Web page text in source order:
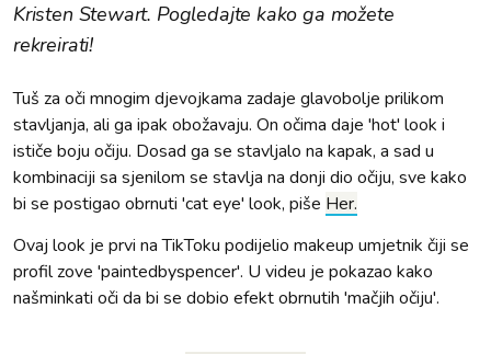
Kristen Stewart. Pogledajte kako ga možete
rekreirati!
Tuš za oči mnogim djevojkama zadaje glavobolje prilikom
stavljanja, ali ga ipak obožavaju. On očima daje 'hot' look i
ističe boju očiju. Dosad ga se stavljalo na kapak, a sad u
kombinaciji sa sjenilom se stavlja na donji dio očiju, sve kako
bi se postigao obrnuti 'cat eye' look, piše Her.
Ovaj look je prvi na TikToku podijelio makeup umjetnik čiji se
profil zove 'paintedbyspencer'. U videu je pokazao kako
našminkati oči da bi se dobio efekt obrnutih 'mačjih očiju'.